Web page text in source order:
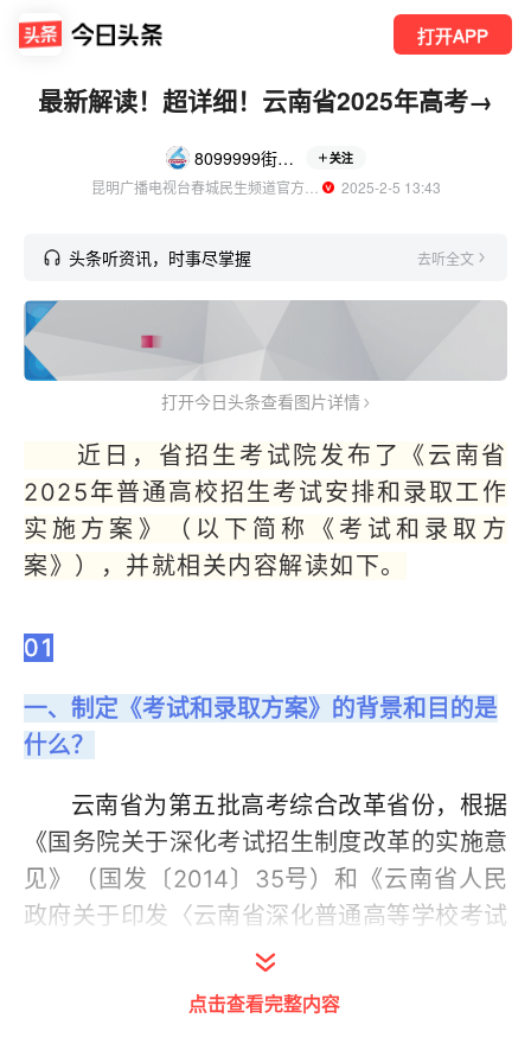
打开APP
最新解读！超详细！云南省2025年高考→
8099999街头巷尾 关注
  2025-2-5 13:43
头条听资讯，时事尽掌握 去听全文
打开今日头条查看图片详情
近日，省招生考试院发布了《云南省
2025年普通高校招生考试安排和录取工作
实施方案》（以下简称《考试和录取方
案》），并就相关内容解读如下。
01
一、制定《考试和录取方案》的背景和目的是
什么？
云南省为第五批高考综合改革省份，根据
《国务院关于深化考试招生制度改革的实施意
见》（国发〔2014〕35号）和《云南省人民
政府关于印发〈云南省深化普通高等学校考试
招生综合改革实施方案〉的通知》（云政发
〔2022〕37号）精神以及教育部有关规定，
点击查看完整内容